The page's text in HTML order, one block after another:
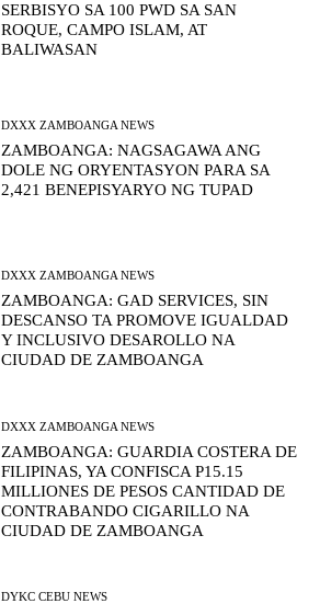
SERBISYO SA 100 PWD SA SAN
ROQUE, CAMPO ISLAM, AT
BALIWASAN
DXXX ZAMBOANGA NEWS
ZAMBOANGA: NAGSAGAWA ANG
DOLE NG ORYENTASYON PARA SA
2,421 BENEPISYARYO NG TUPAD
DXXX ZAMBOANGA NEWS
ZAMBOANGA: GAD SERVICES, SIN
DESCANSO TA PROMOVE IGUALDAD
Y INCLUSIVO DESAROLLO NA
CIUDAD DE ZAMBOANGA
DXXX ZAMBOANGA NEWS
ZAMBOANGA: GUARDIA COSTERA DE
FILIPINAS, YA CONFISCA P15.15
MILLIONES DE PESOS CANTIDAD DE
CONTRABANDO CIGARILLO NA
CIUDAD DE ZAMBOANGA
DYKC CEBU NEWS